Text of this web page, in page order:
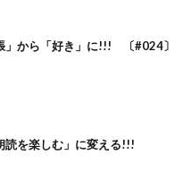
」から「好き」に!!! 〔#024〕
読を楽しむ」に変える!!!